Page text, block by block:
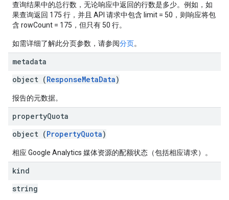
查询结果中的总行数，无论响应中返回的行数是多少。例如，如
果查询返回 175 行，并且 API 请求中包含 limit = 50，则响应将包
含 rowCount = 175，但只有 50 行。
如需详细了解此分页参数，请参阅分页。
metadata
object (ResponseMetaData)
报告的元数据。
propertyQuota
object (PropertyQuota)
相应 Google Analytics 媒体资源的配额状态（包括相应请求）。
kind
string